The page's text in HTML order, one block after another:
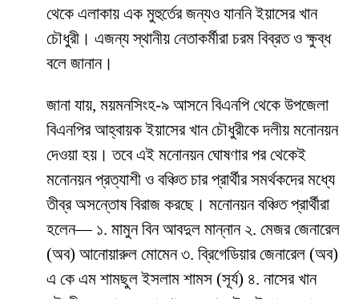
থেকে এলাকায় এক মুহুর্তের জন্যও যাননি ইয়াসের খান
চৌধুরী। এজন্য স্থানীয় নেতাকর্মীরা চরম বিব্রত ও ক্ষুব্ধ
বলে জানান।
জানা যায়, ময়মনসিংহ-৯ আসনে বিএনপি থেকে উপজেলা
বিএনপির আহ্বায়ক ইয়াসের খান চৌধুরীকে দলীয় মনোনয়ন
দেওয়া হয়। তবে এই মনোনয়ন ঘোষণার পর থেকেই
মনোনয়ন প্রত্যাশী ও বঞ্চিত চার প্রার্থীর সমর্থকদের মধ্যে
তীব্র অসন্তোষ বিরাজ করছে। মনোনয়ন বঞ্চিত প্রার্থীরা
হলেন— ১. মামুন বিন আবদুল মান্নান ২. মেজর জেনারেল
(অব) আনোয়ারুল মোমেন ৩. ব্রিগেডিয়ার জেনারেল (অব)
এ কে এম শামছুল ইসলাম শামস (সূর্য) ৪. নাসের খান